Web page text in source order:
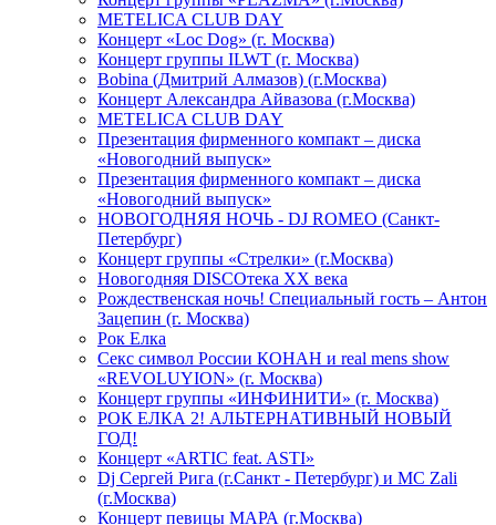
METELICA CLUB DAY
Концерт «Loc Dog» (г. Москва)
Концерт группы ILWT (г. Москва)
Bobina (Дмитрий Алмазов) (г.Москва)
Концерт Александра Айвазова (г.Москва)
METELICA CLUB DAY
Презентация фирменного компакт – диска
«Новогодний выпуск»
Презентация фирменного компакт – диска
«Новогодний выпуск»
НОВОГОДНЯЯ НОЧЬ - DJ ROMEO (Санкт-
Петербург)
Концерт группы «Стрелки» (г.Москва)
Новогодняя DISCOтека ХХ века
Рождественская ночь! Специальный гость – Антон
Зацепин (г. Москва)
Рок Елка
Секс символ России КОНАН и real mens show
«REVOLUYION» (г. Москва)
Концерт группы «ИНФИНИТИ» (г. Москва)
РОК ЕЛКА 2! АЛЬТЕРНАТИВНЫЙ НОВЫЙ
ГОД!
Концерт «ARTIC feat. ASTI»
Dj Сергей Рига (г.Санкт - Петербург) и MC Zali
(г.Москва)
Концерт певицы МАРА (г.Москва)